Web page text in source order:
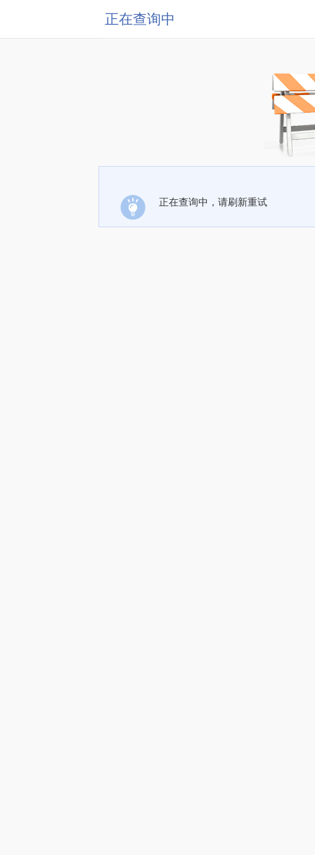
正在查询中
正在查询中，请刷新重试